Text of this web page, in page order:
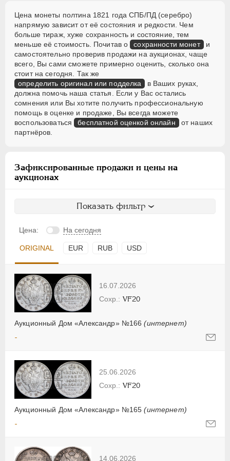
Цена монеты полтина 1821 года СПБ/ПД (серебро)
напрямую зависит от её состояния и редкости. Чем
больше тираж, хуже сохранность и состояние, тем
меньше её стоимость. Почитав о сохранности монет и
самостоятельно проверив продажи на аукционах, чаще
всего, Вы сами сможете примерно оценить, сколько она
стоит на сегодня. Так же
определить оригинал или подделка
в Ваших руках,
должна помочь наша статья. Если у Вас остались
сомнения или Вы хотите получить профессиональную
помощь в оценке и продаже, Вы всегда можете
воспользоваться бесплатной оценкой онлайн от наших
партнёров.
Зафиксированные продажи и цены на
аукционах
Показать фильтр
Цена: На сегодня
ORIGINAL EUR RUB USD
16.07.2026
Аукционный Дом «Александр» №166(интернет)
VF20
-
25.06.2026
Аукционный Дом «Александр» №165(интернет)
VF20
-
14.06.2026